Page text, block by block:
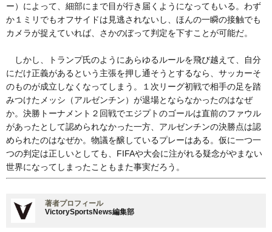
ー）によって、細部にまで目が行き届くようになってもいる。わず
か１ミリでもオフサイドは見逃されないし、ほんの一瞬の接触でも
カメラが捉えていれば、さかのぼって判定を下すことが可能だ。
しかし、トランプ氏のようにあらゆるルールを飛び越えて、自分
にだけ正義があるという主張を押し通そうとするなら、サッカーそ
のものが成立しなくなってしまう。１次リーグ初戦で相手の足を踏
みつけたメッシ（アルゼンチン）が退場とならなかったのはなぜ
か。決勝トーナメント２回戦でエジプトのゴールは直前のファウル
があったとして認められなかった一方、アルゼンチンの決勝点は認
められたのはなぜか。物議を醸しているプレーはある。仮に一つ一
つの判定は正しいとしても、FIFAや大会に注がれる疑念がやまない
世界になってしまったこともまた事実だろう。
著者プロフィール
VictorySportsNews編集部